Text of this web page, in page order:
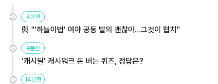
4분전
與 "'하늘이법' 여야 공동 발의 괜찮아…그것이 협치"
9분전
'캐시딜' 캐시워크 돈 버는 퀴즈, 정답은?
14분전